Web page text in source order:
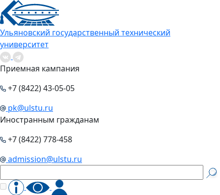
Ульяновский государственный технический
университет
Приемная кампания
+7 (8422) 43-05-05
pk@ulstu.ru
Иностранным гражданам
+7 (8422) 778-458
admission@ulstu.ru